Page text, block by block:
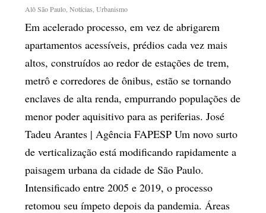
Alô São Paulo ,Notícias ,Urbanismo
Em acelerado processo, em vez de abrigarem
apartamentos acessíveis, prédios cada vez mais
altos, construídos ao redor de estações de trem,
metrô e corredores de ônibus, estão se tornando
enclaves de alta renda, empurrando populações de
menor poder aquisitivo para as periferias. José
Tadeu Arantes | Agência FAPESP Um novo surto
de verticalização está modificando rapidamente a
paisagem urbana da cidade de São Paulo.
Intensificado entre 2005 e 2019, o processo
retomou seu ímpeto depois da pandemia. Áreas